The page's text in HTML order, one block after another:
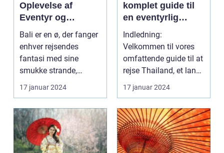
Oplevelse af
Eventyr og
Skønhed
Bali er en ø, der fanger
enhver rejsendes
fantasi med sine
smukke strande,
frodige rismarker og en
u...
17 januar 2024
komplet guide til
en eventyrlig
oplevelse
Indledning:
Velkommen til vores
omfattende guide til at
rejse Thailand, et land
rigt på kultur, hist...
17 januar 2024